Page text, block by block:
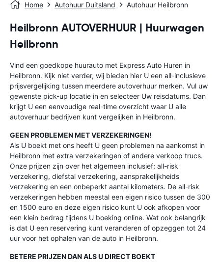
Home Autohuur Duitsland Autohuur Heilbronn
Heilbronn AUTOVERHUUR | Huurwagen
Heilbronn
Vind een goedkope huurauto met Express Auto Huren in
Heilbronn. Kijk niet verder, wij bieden hier U een all-inclusieve
prijsvergelijking tussen meerdere autoverhuur merken. Vul uw
gewenste pick-up locatie in en selecteer Uw reisdatums. Dan
krijgt U een eenvoudige real-time overzicht waar U alle
autoverhuur bedrijven kunt vergelijken in Heilbronn.
GEEN PROBLEMEN MET VERZEKERINGEN!
Als U boekt met ons heeft U geen problemen na aankomst in
Heilbronn met extra verzekeringen of andere verkoop trucs.
Onze prijzen zijn over het algemeen inclusief; all-risk
verzekering, diefstal verzekering, aansprakelijkheids
verzekering en een onbeperkt aantal kilometers. De all-risk
verzekeringen hebben meestal een eigen risico tussen de 300
en 1500 euro en deze eigen risico kunt U ook afkopen voor
een klein bedrag tijdens U boeking online. Wat ook belangrijk
is dat U een reservering kunt veranderen of opzeggen tot 24
uur voor het ophalen van de auto in Heilbronn.
BETERE PRIJZEN DAN ALS U DIRECT BOEKT